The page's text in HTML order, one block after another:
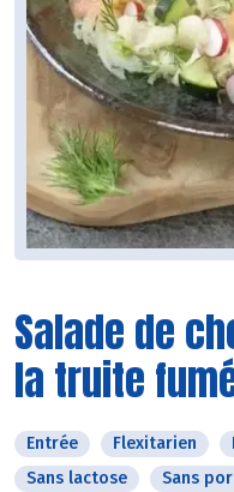
Salade de
la truite
Entrée Flexitarien
Sans lactose
Sans